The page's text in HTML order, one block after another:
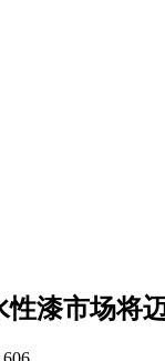
性漆市场将